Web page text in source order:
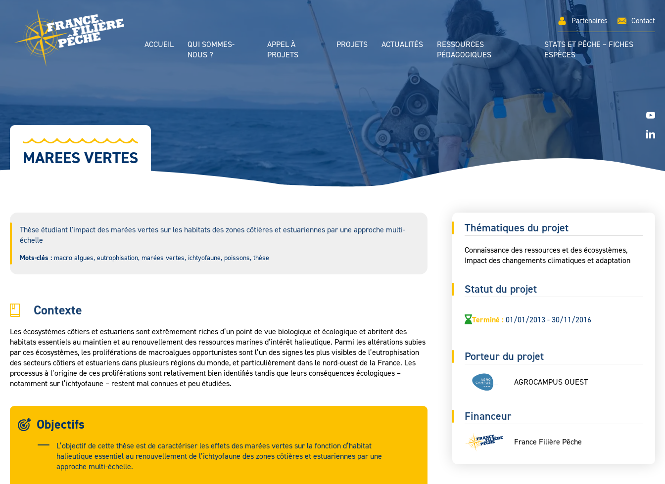
Partenaires Contact
ACCUEIL
QUI SOMMES-
NOUS ?
APPEL À
PROJETS
PROJETS ACTUALITÉS
RESSOURCES
PÉDAGOGIQUES
STATS ET PÊCHE – FICHES
ESPÈCES
MAREES VERTES
Thèse étudiant l'impact des marées vertes sur les habitats des zones côtières et estuariennes par une approche multi-
échelle
Mots-clés : macro algues, eutrophisation, marées vertes, ichtyofaune, poissons, thèse
Contexte
Les écosystèmes côtiers et estuariens sont extrêmement riches d’un point de vue biologique et écologique et abritent des
habitats essentiels au maintien et au renouvellement des ressources marines d’intérêt halieutique. Parmi les altérations subies
par ces écosystèmes, les proliférations de macroalgues opportunistes sont l’un des signes les plus visibles de l’eutrophisation
des secteurs côtiers et estuariens dans plusieurs régions du monde, et particulièrement dans le nord-ouest de la France. Les
processus à l’origine de ces proliférations sont relativement bien identifiés tandis que leurs conséquences écologiques –
notamment sur l’ichtyofaune – restent mal connues et peu étudiées.
Objectifs
L’objectif de cette thèse est de caractériser les effets des marées vertes sur la fonction d’habitat
halieutique essentiel au renouvellement de l’ichtyofaune des zones côtières et estuariennes par une
approche multi-échelle.
Thématiques du projet
Connaissance des ressources et des écosystèmes,
Impact des changements climatiques et adaptation
Statut du projet
Terminé :01/01/2013 - 30/11/2016
Porteur du projet
AGROCAMPUS OUEST
Financeur
France Filière Pêche